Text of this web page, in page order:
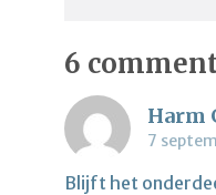
6
Harm
7
Blijft het